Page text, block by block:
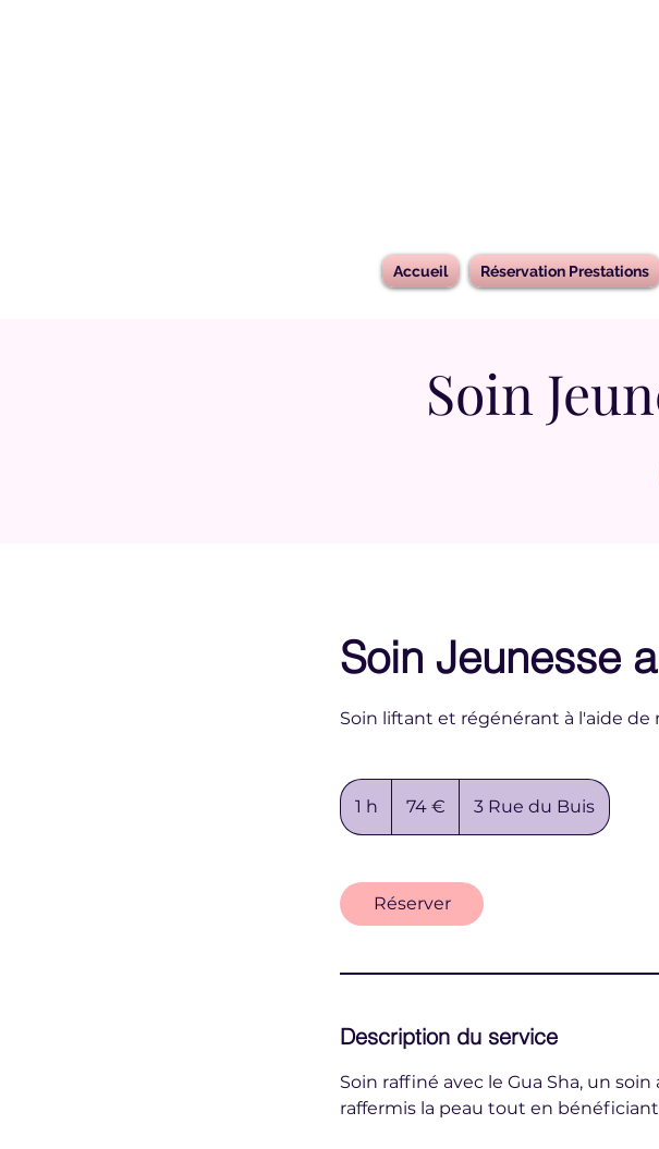
Accueil Réservation Prestations
Soin
Soin Jeunesse
Soin liftant et régénérant à l'aide de
1 h
euros74 € 3 Rue du Buis
Réserver
Description du service
Soin raffiné avec le Gua Sha, un
raffermis la peau tout en